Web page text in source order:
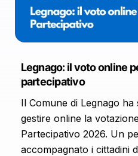
Legnago: il voto online
partecipativo
Il Comune di Legnago
gestire online la
Partecipativo 2026. Un
accompagnato i cittadini